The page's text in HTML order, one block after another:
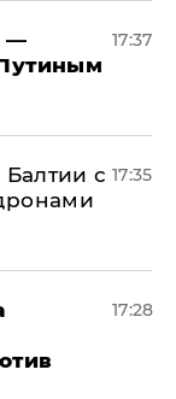
—
17:37
с 17:35
17:28